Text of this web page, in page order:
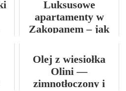
Luksusowe
apartamenty w
Zakopanem – jak
górskim klimatem?
Olej z wiesiołka
Olini —
zimnotłoczony i